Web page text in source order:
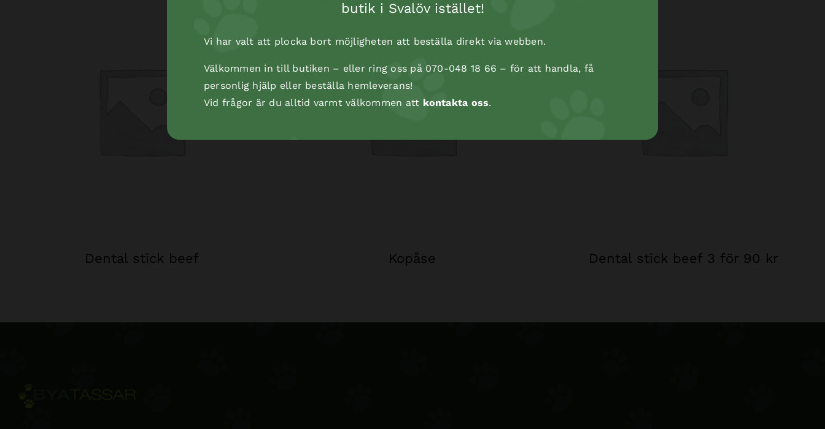
Dental stick beef Kopåse Dental stick beef 3 för 90 kr
butik i Svalöv istället!
Vi har valt att plocka bort möjligheten att beställa direkt via webben.
Välkommen in till butiken – eller ring oss på 070-048 18 66 – för att handla, få
personlig hjälp eller beställa hemleverans!
Vid frågor är du alltid varmt välkommen att kontakta oss.